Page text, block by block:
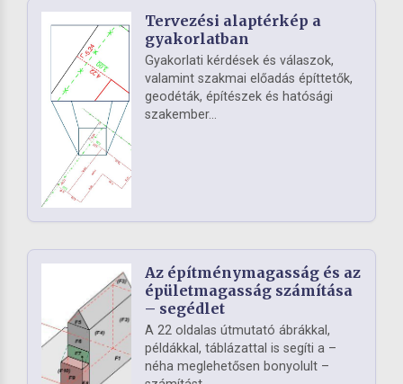
Tervezési alaptérkép a
gyakorlatban
Gyakorlati kérdések és válaszok,
valamint szakmai előadás építtetők,
geodéták, építészek és hatósági
szakember...
Az építménymagasság és az
épületmagasság számítása
– segédlet
A 22 oldalas útmutató ábrákkal,
példákkal, táblázattal is segíti a –
néha meglehetősen bonyolult –